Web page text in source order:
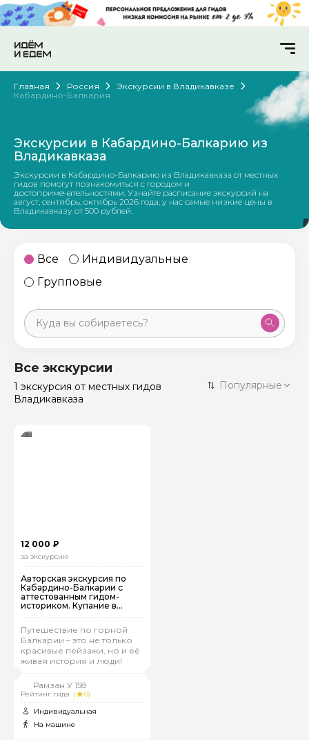
Главная Россия
Экскурсии в Владикавказе
Кабардино-Балкария
Экскурсии в Кабардино-Балкарию из
Владикавказа
Экскурсии в Кабардино-Балкарию из Владикавказа от местных
гидов помогут познакомиться с городом и
достопримечательностями. Узнайте расписание экскурсий на
август, сентябрь, октябрь 2026 года, у нас самые низкие цены в
Владикавказу от 500 рублей.
Все
Индивидуальные
Групповые
Санкт-Петербург
Россия
50 экскурсий
Все экскурсии
1 экскурсия от местных гидов
Владикавказа
Популярные
12 000 ₽
за экскурсию
Авторская экскурсия по
Кабардино-Балкарии с
аттестованным гидом-
историком. Купание в
термах!
Путешествие по горной
Балкарии – это не только
красивые пейзажи, но и её
живая история и люди!
Рамзан.У 158
Рейтинг гида (
0)
Индивидуальная
На машине